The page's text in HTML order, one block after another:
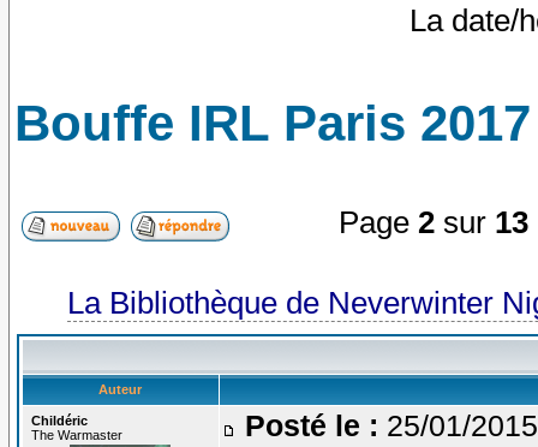
La date/
Bouffe IRL Paris
Page2 sur 13
La Bibliothèque de Neverwinter
Auteur
Childéric
The Warmaster
Posté le : 25/01/